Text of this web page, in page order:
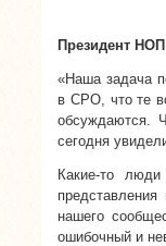
Президент
«Наша задача
в СРО, что те
обсуждаются.
сегодня
Какие-то
нашего
ошибочный и